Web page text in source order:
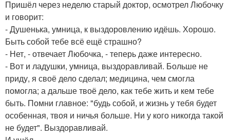
Пришёл через неделю старый доктор, осмотрел Любочку
и говорит:
- Душенька, умница, к выздоровлению идёшь. Хорошо.
Быть собой тебе всё ещё страшно?
- Нет, - отвечает Любочка, - теперь даже интересно.
- Вот и ладушки, умница, выздоравливай. Больше не
приду, я своё дело сделал; медицина, чем смогла
помогла; а дальше твоё дело, как тебе жить и кем тебе
быть. Помни главное: "будь собой, и жизнь у тебя будет
особенная, твоя и ничья больше. Ни у кого никогда такой
не будет". Выздоравливай.